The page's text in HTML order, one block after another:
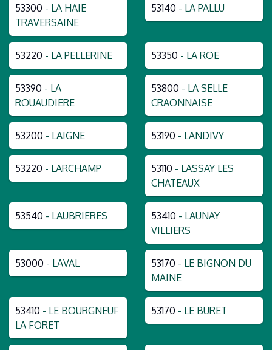
53300 - LA HAIE
TRAVERSAINE
53140 - LA PALLU
53220 - LA PELLERINE 53350 - LA ROE
53390 - LA
ROUAUDIERE
53800 - LA SELLE
CRAONNAISE
53200 - LAIGNE 53190 - LANDIVY
53220 - LARCHAMP 53110 - LASSAY LES
CHATEAUX
53540 - LAUBRIERES 53410 - LAUNAY
VILLIERS
53000 - LAVAL 53170 - LE BIGNON DU
MAINE
53410 - LE BOURGNEUF
LA FORET
53170 - LE BURET